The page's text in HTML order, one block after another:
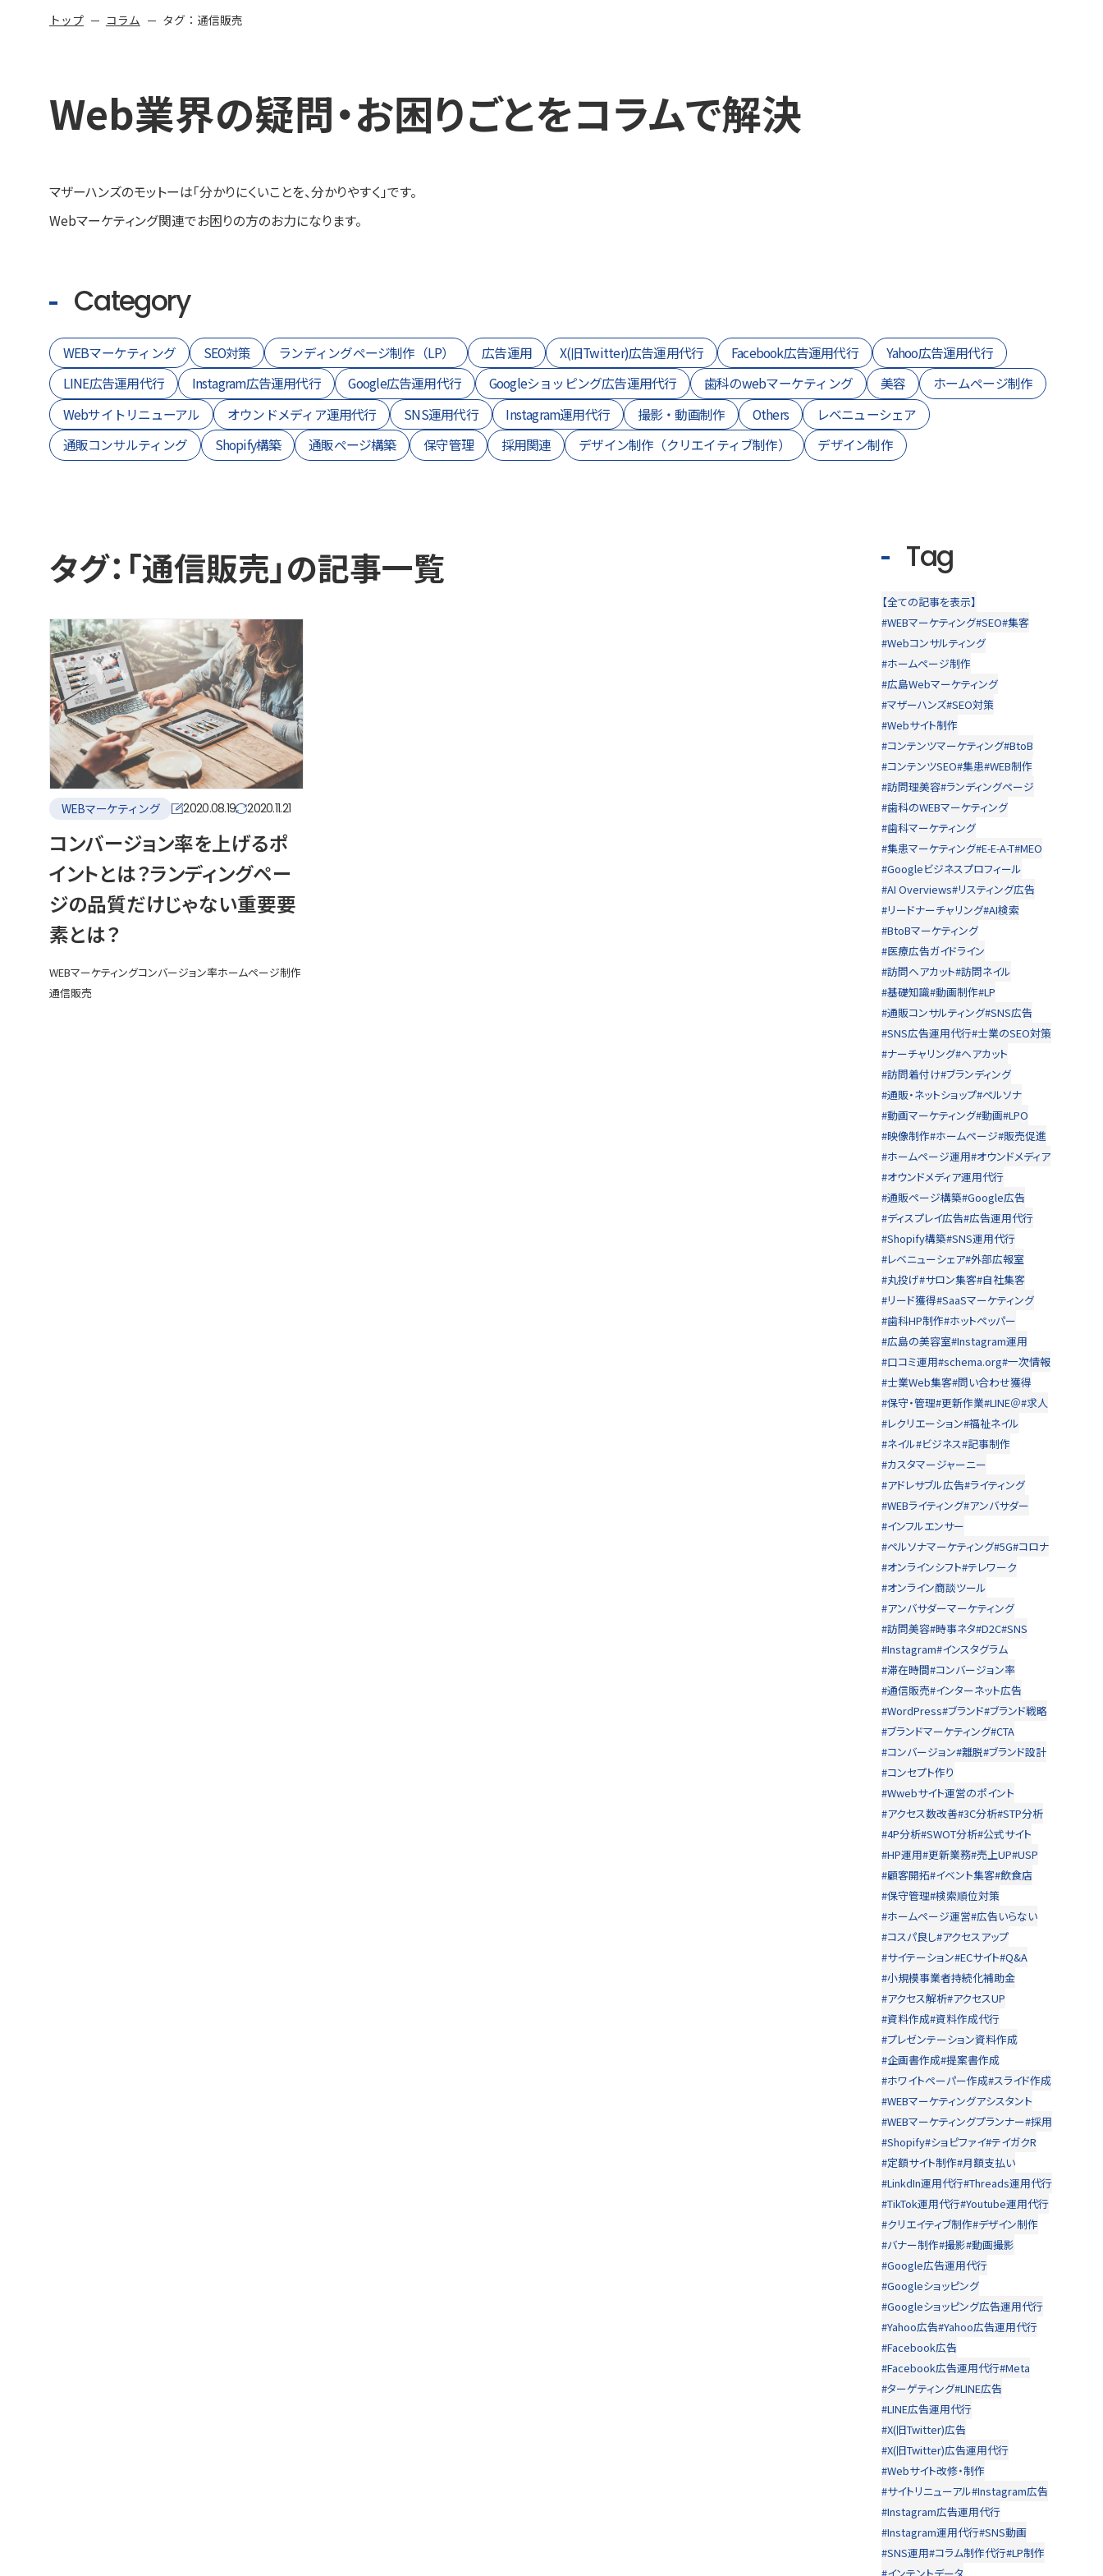
トップ コラム タグ：通信販売
Web業界の疑問・お困りごとをコラムで解決
マザーハンズのモットーは「分かりにくいことを、分かりやすく」です。
Webマーケティング関連でお困りの方のお力になります。
Category
WEBマーケティング SEO対策 ランディングページ制作（LP） 広告運用 X(旧Twitter)広告運用代行 Facebook広告運用代行
Yahoo広告運用代行
LINE広告運用代行
Instagram広告運用代行 Google広告運用代行 Googleショッピング広告運用代行 歯科のwebマーケティング 美容
ホームページ制作
Webサイトリニューアル
オウンドメディア運用代行 SNS運用代行 Instagram運用代行 撮影・動画制作 Others
レベニューシェア
通販コンサルティング
Shopify構築 通販ページ構築 保守管理 採用関連 デザイン制作（クリエイティブ制作） デザイン制作
タグ：「通信販売」の記事一覧
WEBマーケティング 2020.08.19 2020.11.21
コンバージョン率を上げるポ
イントとは？ランディングペー
ジの品質だけじゃない重要要
素とは？
WEBマーケティングコンバージョン率ホームページ制作
通信販売
Tag
【全ての記事を表示】
#WEBマーケティング#SEO#集客
#Webコンサルティング
#ホームページ制作
#広島Webマーケティング
#マザーハンズ#SEO対策
#Webサイト制作
#コンテンツマーケティング#BtoB
#コンテンツSEO#集患#WEB制作
#訪問理美容#ランディングページ
#歯科のWEBマーケティング
#歯科マーケティング
#集患マーケティング#E-E-A-T#MEO
#Googleビジネスプロフィール
#AI Overviews#リスティング広告
#リードナーチャリング#AI検索
#BtoBマーケティング
#医療広告ガイドライン
#訪問ヘアカット#訪問ネイル
#基礎知識#動画制作#LP
#通販コンサルティング#SNS広告
#SNS広告運用代行#士業のSEO対策
#ナーチャリング#ヘアカット
#訪問着付け#ブランディング
#通販・ネットショップ#ペルソナ
#動画マーケティング#動画#LPO
#映像制作#ホームページ#販売促進
#ホームページ運用#オウンドメディア
#オウンドメディア運用代行
#通販ページ構築#Google広告
#ディスプレイ広告#広告運用代行
#Shopify構築#SNS運用代行
#レベニューシェア#外部広報室
#丸投げ#サロン集客#自社集客
#リード獲得#SaaSマーケティング
#歯科HP制作#ホットペッパー
#広島の美容室#Instagram運用
#口コミ運用#schema.org#一次情報
#士業Web集客#問い合わせ獲得
#保守・管理#更新作業#LINE＠#求人
#レクリエーション#福祉ネイル
#ネイル#ビジネス#記事制作
#カスタマージャーニー
#アドレサブル広告#ライティング
#WEBライティング#アンバサダー
#インフルエンサー
#ペルソナマーケティング#5G#コロナ
#オンラインシフト#テレワーク
#オンライン商談ツール
#アンバサダーマーケティング
#訪問美容#時事ネタ#D2C#SNS
#Instagram#インスタグラム
#滞在時間#コンバージョン率
#通信販売#インターネット広告
#WordPress#ブランド#ブランド戦略
#ブランドマーケティング#CTA
#コンバージョン#離脱#ブランド設計
#コンセプト作り
#Wwebサイト運営のポイント
#アクセス数改善#3C分析#STP分析
#4P分析#SWOT分析#公式サイト
#HP運用#更新業務#売上UP#USP
#顧客開拓#イベント集客#飲食店
#保守管理#検索順位対策
#ホームページ運営#広告いらない
#コスパ良し#アクセスアップ
#サイテーション#ECサイト#Q&A
#小規模事業者持続化補助金
#アクセス解析#アクセスUP
#資料作成#資料作成代行
#プレゼンテーション資料作成
#企画書作成#提案書作成
#ホワイトペーパー作成#スライド作成
#WEBマーケティングアシスタント
#WEBマーケティングプランナー#採用
#Shopify#ショピファイ#テイガクR
#定額サイト制作#月額支払い
#LinkdIn運用代行#Threads運用代行
#TikTok運用代行#Youtube運用代行
#クリエイティブ制作#デザイン制作
#バナー制作#撮影#動画撮影
#Google広告運用代行
#Googleショッピング
#Googleショッピング広告運用代行
#Yahoo広告#Yahoo広告運用代行
#Facebook広告
#Facebook広告運用代行#Meta
#ターゲティング#LINE広告
#LINE広告運用代行
#X(旧Twitter)広告
#X(旧Twitter)広告運用代行
#Webサイト改修・制作
#サイトリニューアル#Instagram広告
#Instagram広告運用代行
#Instagram運用代行#SNS動画
#SNS運用#コラム制作代行#LP制作